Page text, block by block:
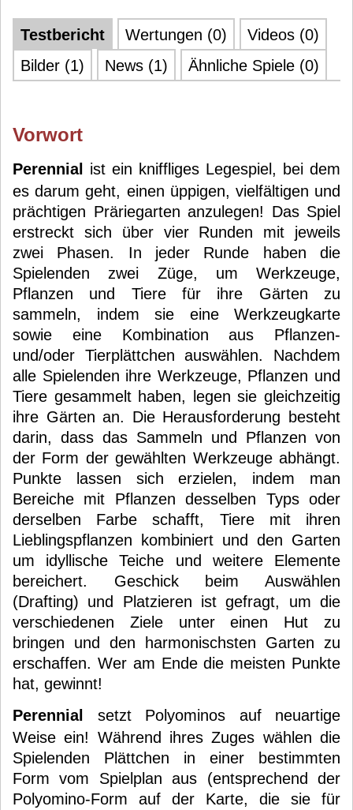
Testbericht Wertungen (0)
Videos (0)
Bilder (1)
News (1) Ähnliche Spiele (0)
Vorwort
Perennial
ist ein kniffliges Legespiel, bei dem
es darum geht, einen üppigen, vielfältigen und
prächtigen Präriegarten anzulegen! Das Spiel
erstreckt sich über vier Runden mit jeweils
zwei Phasen. In jeder Runde haben die
Spielenden zwei Züge, um Werkzeuge,
Pflanzen und Tiere für ihre Gärten zu
sammeln, indem sie eine Werkzeugkarte
sowie eine Kombination aus Pflanzen-
und/oder Tierplättchen auswählen. Nachdem
alle Spielenden ihre Werkzeuge, Pflanzen und
Tiere gesammelt haben, legen sie gleichzeitig
ihre Gärten an. Die Herausforderung besteht
darin, dass das Sammeln und Pflanzen von
der Form der gewählten Werkzeuge abhängt.
Punkte lassen sich erzielen, indem man
Bereiche mit Pflanzen desselben Typs oder
derselben Farbe schafft, Tiere mit ihren
Lieblingspflanzen kombiniert und den Garten
um idyllische Teiche und weitere Elemente
bereichert. Geschick beim Auswählen
(Drafting) und Platzieren ist gefragt, um die
verschiedenen Ziele unter einen Hut zu
bringen und den harmonischsten Garten zu
erschaffen. Wer am Ende die meisten Punkte
hat, gewinnt!
Perennial
setzt Polyominos auf neuartige
Weise ein! Während ihres Zuges wählen die
Spielenden Plättchen in einer bestimmten
Form vom Spielplan aus (entsprechend der
Polyomino-Form auf der Karte, die sie für